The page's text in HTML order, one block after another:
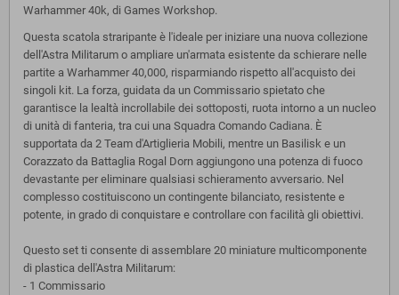
Warhammer 40k, di Games Workshop.
Questa scatola straripante è l'ideale per iniziare una nuova collezione
dell'Astra Militarum o ampliare un'armata esistente da schierare nelle
partite a Warhammer 40,000, risparmiando rispetto all'acquisto dei
singoli kit. La forza, guidata da un Commissario spietato che
garantisce la lealtà incrollabile dei sottoposti, ruota intorno a un nucleo
di unità di fanteria, tra cui una Squadra Comando Cadiana. È
supportata da 2 Team d'Artiglieria Mobili, mentre un Basilisk e un
Corazzato da Battaglia Rogal Dorn aggiungono una potenza di fuoco
devastante per eliminare qualsiasi schieramento avversario. Nel
complesso costituiscono un contingente bilanciato, resistente e
potente, in grado di conquistare e controllare con facilità gli obiettivi.
Questo set ti consente di assemblare 20 miniature multicomponente
di plastica dell'Astra Militarum:
- 1 Commissario